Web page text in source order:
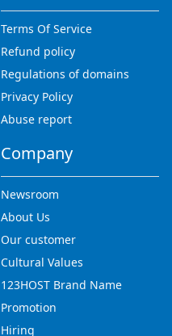
Terms Of Service
Refund policy
Regulations of domains
Privacy Policy
Abuse report
Company
Newsroom
About Us
Our customer
Cultural Values
123HOST Brand Name
Promotion
Hiring